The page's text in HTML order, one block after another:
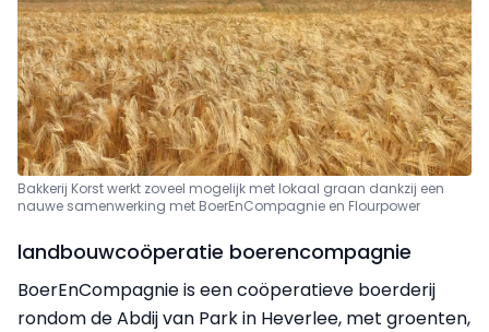
Bakkerij Korst werkt zoveel mogelijk met lokaal graan dankzij een
nauwe samenwerking met BoerEnCompagnie en Flourpower
landbouwcoöperatie boerencompagnie
BoerEnCompagnie is een coöperatieve boerderij
rondom de Abdij van Park in Heverlee, met groenten,